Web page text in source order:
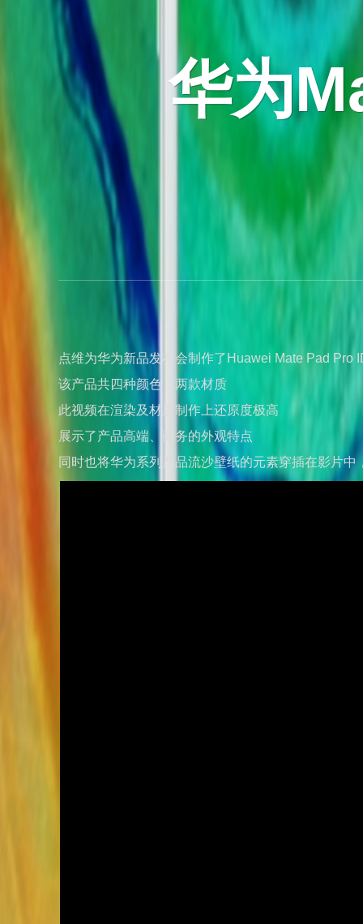
华为
点维为华为新品发布会制作了Huawei Mate Pad Pro
该产品共四种颜色，两款材质
此视频在渲染及材质制作上还原度极高
展示了产品高端、商务的外观特点
同时也将华为系列产品流沙壁纸的元素穿插在影片中